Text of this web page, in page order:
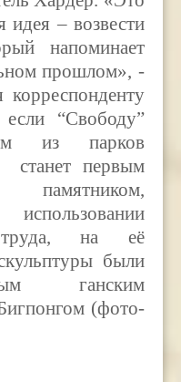
идея – возвести
напоминает
прошлом», -
корреспонденту
“Свободу”
из парков
станет первым
на её
были
ганским
(фото-